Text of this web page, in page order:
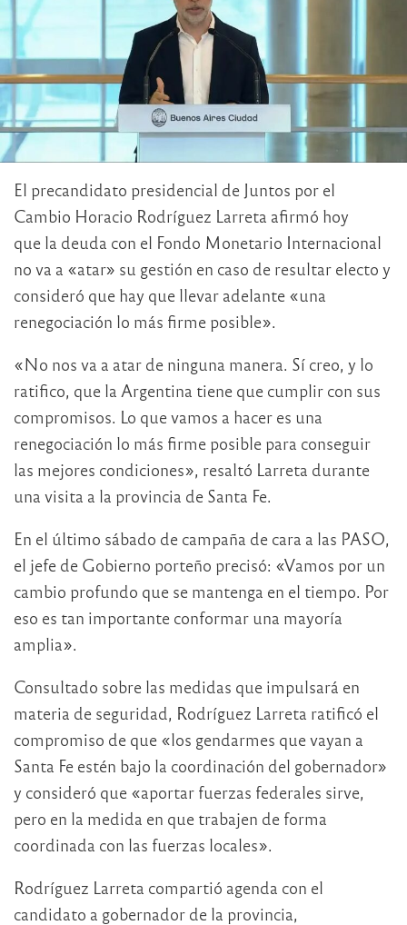
El precandidato presidencial de Juntos por el
Cambio Horacio Rodríguez Larreta afirmó hoy
que la deuda con el Fondo Monetario Internacional
no va a «atar» su gestión en caso de resultar electo y
consideró que hay que llevar adelante «una
renegociación lo más firme posible».
«No nos va a atar de ninguna manera. Sí creo, y lo
ratifico, que la Argentina tiene que cumplir con sus
compromisos. Lo que vamos a hacer es una
renegociación lo más firme posible para conseguir
las mejores condiciones», resaltó Larreta durante
una visita a la provincia de Santa Fe.
En el último sábado de campaña de cara a las PASO,
el jefe de Gobierno porteño precisó: «Vamos por un
cambio profundo que se mantenga en el tiempo. Por
eso es tan importante conformar una mayoría
amplia».
Consultado sobre las medidas que impulsará en
materia de seguridad, Rodríguez Larreta ratificó el
compromiso de que «los gendarmes que vayan a
Santa Fe estén bajo la coordinación del gobernador»
y consideró que «aportar fuerzas federales sirve,
pero en la medida en que trabajen de forma
coordinada con las fuerzas locales».
Rodríguez Larreta compartió agenda con el
candidato a gobernador de la provincia,